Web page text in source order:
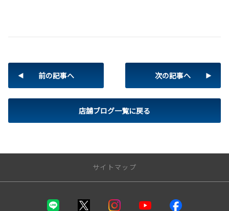
前の記事へ
店舗ブログ一覧に戻る
次の記事へ
サイトマップ
トップページ